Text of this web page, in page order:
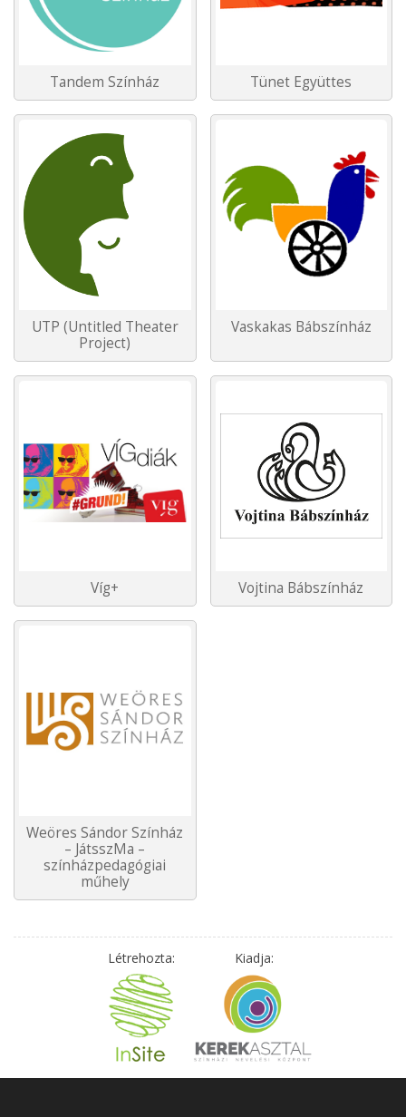
Tandem Színház Tünet Együttes
UTP (Untitled Theater
Project)
Vaskakas Bábszínház
Víg+ Vojtina Bábszínház
Weöres Sándor Színház
– JátsszMa –
színházpedagógiai
műhely
Létrehozta: Kiadja: